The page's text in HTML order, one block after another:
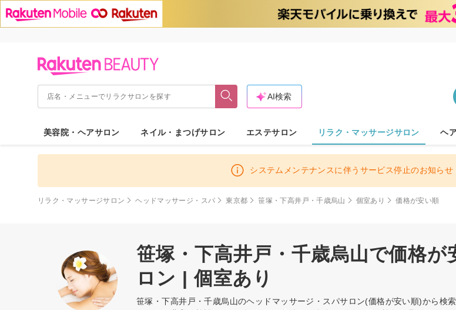
AI検索
美容院・ヘアサロン ネイル・まつげサロン エステサロン リラク・マッサージサロン ヘ
システムメンテナンスに伴うサービス停止のお知ら
リラク・マッサージサロン ヘッドマッサージ・スパ 東京都 笹塚・下高井戸・千歳烏山 個室あり 価格が安い順
笹塚・下高井戸・千歳烏山で価格
ロン | 個室あり
笹塚・下高井戸・千歳烏山のヘッドマッサージ・スパサロン(価格が安い順)から検